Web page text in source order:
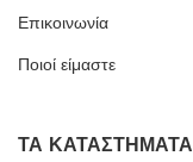
Επικοινωνία
Ποιοί είμαστε
ΤΑ